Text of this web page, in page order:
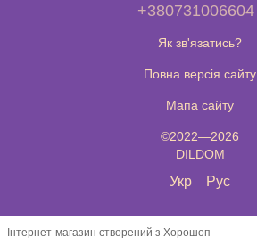
+380731006604
Як зв'язатись?
Повна версія сайту
Мапа сайту
©2022—2026
DILDOM
Укр Рус
Інтернет-магазин створений з Хорошоп